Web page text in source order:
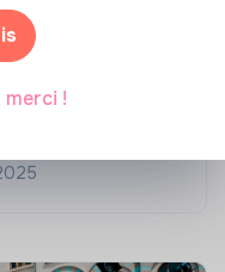
merci !